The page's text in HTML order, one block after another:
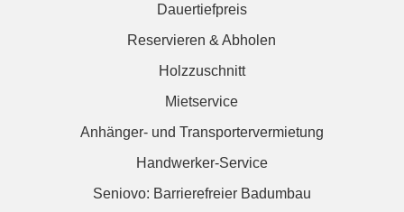
Dauertiefpreis
Reservieren & Abholen
Holzzuschnitt
Mietservice
Anhänger- und Transportervermietung
Handwerker-Service
Seniovo: Barrierefreier Badumbau